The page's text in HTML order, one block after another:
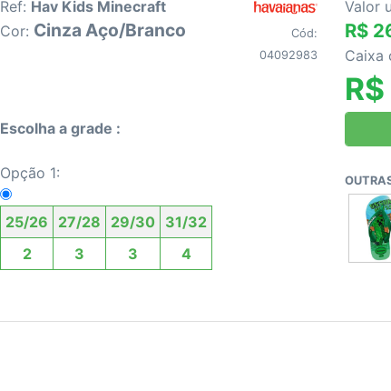
Ref: Hav Kids Minecraft
Cor: Cinza Aço/Branco
Cód:
04092983
Escolha a grade :
Opção 1:
25/26 27/28 29/30 31/32
2
3 3 4
Valor
R$
Caixa